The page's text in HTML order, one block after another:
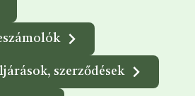
szerződések